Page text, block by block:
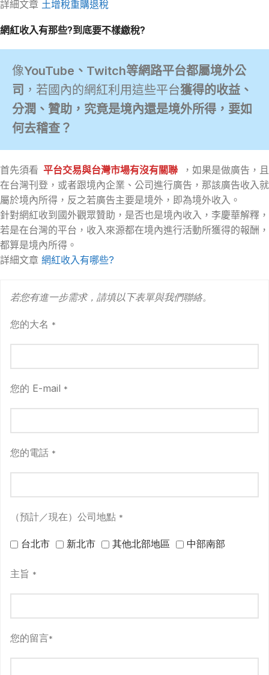
詳細文章 土增稅重購退稅
網紅收入有那些?到底要不樣繳稅?
像YouTube、Twitch等網路平台都屬境外公
司 ，若國內的網紅利用這些平台獲得的收益、
分潤、贊助，究竟是境內還是境外所得，要如
何去稽查？
首先須看 平台交易與台灣市場有沒有關聯
，如果是做廣告，且
在台灣刊登，或者跟境內企業、公司進行廣告，那該廣告收入就
屬於境內所得，反之若廣告主要是境外，即為境外收入。
針對網紅收到國外觀眾贊助，是否也是境內收入，李慶華解釋，
若是在台灣的平台，收入來源都在境內進行活動所獲得的報酬，
都算是境內所得。
詳細文章 網紅收入有哪些?
若您有進一步需求，請填以下表單與我們聯絡。
您的大名 *
您的 E-mail *
您的電話 *
（預計／現在）公司地點 *
台北市 新北市 其他北部地區 中部南部
主旨 *
您的留言*